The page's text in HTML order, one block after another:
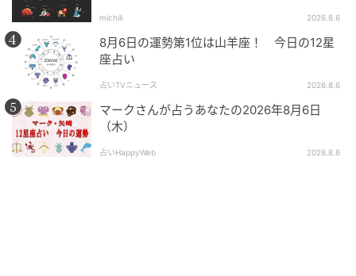
mamagirl
全体運
今日は、するべきことよりも、したいことを優先して
OKです。すると、モヤモヤしていたことや迷っていた
ことに、スッキリとした気持ちで結論を出せるでしょ
う。いつも褒めてくれる人の意見を聞いてみるのも
〇。
michill 2026.8.6
8月6日の運勢第1位は山羊座！ 今日の12星
座占い
占いTVニュース 2026.8.6
マークさんが占うあなたの2026年8月6日
（木）
占いHappyWeb 2026.8.6